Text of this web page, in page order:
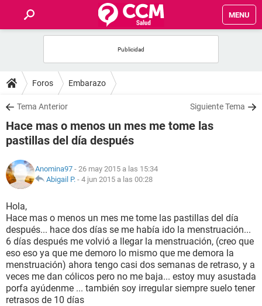
MENU
FOROS
SALUD
FAMILIA
NUTRICIÓN
SEXUALIDAD
GLOSARIO
Foros Embarazo
Tema Anterior Siguiente Tema
Hace mas o menos un mes me tome las
pastillas del día después
Anomina97 - 26 may 2015 a las 15:34
Abigail P. - 4 jun 2015 a las 00:28
Hola,
Hace mas o menos un mes me tome las pastillas del día
después... hace dos días se me había ido la menstruación...
6 días después me volvió a llegar la menstruación, (creo que
eso eso ya que me demoro lo mismo que me demora la
menstruación) ahora tengo casi dos semanas de retraso, y a
veces me dan cólicos pero no me baja... estoy muy asustada
porfa ayúdenme ... también soy irregular siempre suelo tener
retrasos de 10 días